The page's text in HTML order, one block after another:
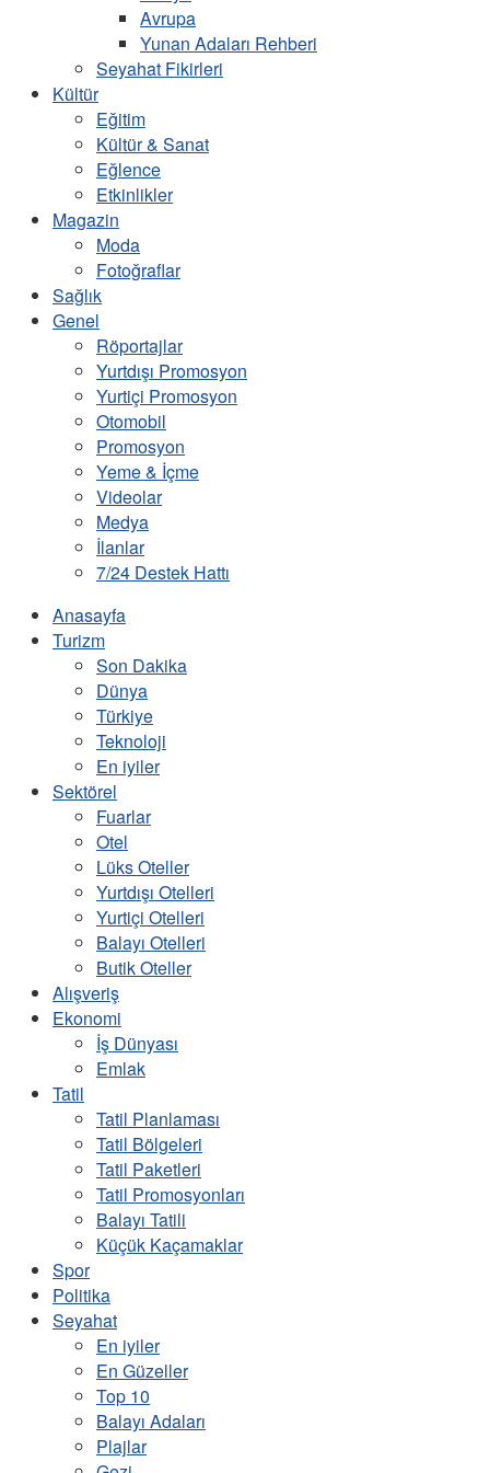
Avrupa
Yunan Adaları Rehberi
Seyahat Fikirleri
Kültür
Eğitim
Kültür & Sanat
Eğlence
Etkinlikler
Magazin
Moda
Fotoğraflar
Sağlık
Genel
Röportajlar
Yurtdışı Promosyon
Yurtiçi Promosyon
Otomobil
Promosyon
Yeme & İçme
Videolar
Medya
İlanlar
7/24 Destek Hattı
Anasayfa
Turizm
Son Dakika
Dünya
Türkiye
Teknoloji
En iyiler
Sektörel
Fuarlar
Otel
Lüks Oteller
Yurtdışı Otelleri
Yurtiçi Otelleri
Balayı Otelleri
Butik Oteller
Alışveriş
Ekonomi
İş Dünyası
Emlak
Tatil
Tatil Planlaması
Tatil Bölgeleri
Tatil Paketleri
Tatil Promosyonları
Balayı Tatili
Küçük Kaçamaklar
Spor
Politika
Seyahat
En iyiler
En Güzeller
Top 10
Balayı Adaları
Plajlar